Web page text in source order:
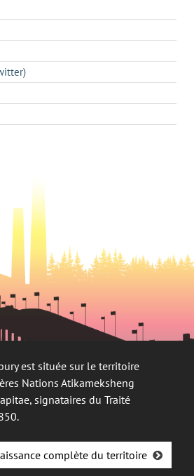
est située sur le territoire
Nations Atikameksheng
signataires du Traité
complète du territoire